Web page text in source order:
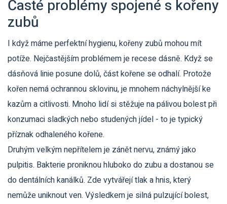
Časté problémy spojené s kořeny
zubů
I když máme perfektní hygienu, kořeny zubů mohou mít
potíže. Nejčastějším problémem je recese dásně. Když se
dásňová linie posune dolů, část kořene se odhalí. Protože
kořen nemá ochrannou sklovinu, je mnohem náchylnější ke
kazům a citlivosti. Mnoho lidí si stěžuje na pálivou bolest při
konzumaci sladkých nebo studených jídel - to je typický
příznak odhaleného kořene.
Druhým velkým nepřítelem je zánět nervu, známý jako
pulpitis. Bakterie proniknou hluboko do zubu a dostanou se
do dentálních kanálků. Zde vytvářejí tlak a hnis, který
nemůže uniknout ven. Výsledkem je silná pulzující bolest,